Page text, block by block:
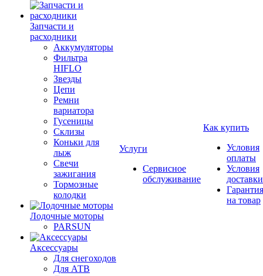
Запчасти и
расходники
Аккумуляторы
Фильтра
HIFLO
Звезды
Цепи
Ремни
вариатора
Гусеницы
Склизы
Коньки для
лыж
Свечи
зажигания
Тормозные
колодки
Лодочные моторы
PARSUN
Аксессуары
Для снегоходов
Для АТВ
Услуги
Сервисное
обслуживание
Как купить
Условия
оплаты
Условия
доставки
Гарантия
на товар